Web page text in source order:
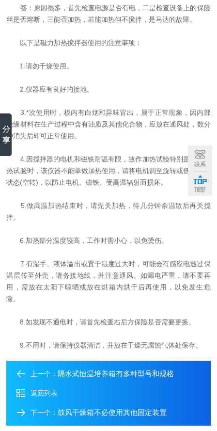
答：原因很多，首先检查电源是否有电，二是检查设备上的保险
丝是否熔断，三能否加热，若能加热但不搅拌，是马达的故障。
以下是磁力加热搅拌器使用的注意事项：
1.请勿干烧使用。
2.仪器应有良好的接地。
3.*次使用时，板内有白烟和异味冒出，属于正常现象，因内部
绝缘材料在生产过程中含有油质及其他化合物，应放在通风处，数分
钟消失后即可正常使用。
4.因搅拌器的电机和磁铁耐温有限，故作加热试验特别是高温加
热试验时，该仪器不能单做加热使用，请将电机调至旋转或低速旋转
状态(空转)，以防止电机、磁铁、受高温辐射而损坏。
5.做高温加热结束时，请先关加热，待几分钟余温散后再关搅
拌。
6.加热部分温度较高，工作时需小心，以免烫伤。
7.有湿手、液体溢出或置于湿度过大时，可能会有感应电透过保
温层传至外壳，请务接地线，并注意通风。如漏电严重，请不要再
用，需放在太阳下晾晒或放在烘箱内烘干后再使用，以免发生危
险。
8.如发现不通电时，请首先检查右后方保险是否需要更换。
9.不用时，请保持仪器清洁，并放在干燥无腐蚀气体处保存。
上一个： 隔水式恒温培养箱有多种型号和规格
返回列表
下一个：鼓风干燥箱不必使用其他固定装置
联系
顶部